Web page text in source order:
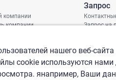
компании
компании
Запрос
Запрос на
нашего веб-сайта
cookie используются нами
янапример, Ваши